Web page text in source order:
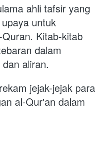
ahli tafsir yang
untuk
Kitab-kitab
dalam
aliran.
jejak-jejak para
al-Qur'an dalam